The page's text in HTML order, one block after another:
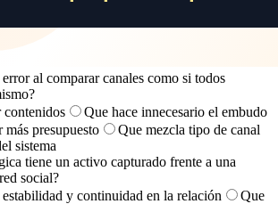
al comparar canales como si todos
contenidos
Que hace innecesario el embudo
presupuesto
Que mezcla tipo de canal
sistema
tiene un activo capturado frente a una
social?
y continuidad en la relación
Que